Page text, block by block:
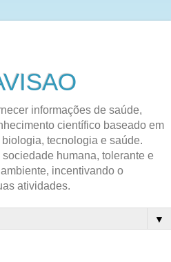
informações de saúde,
científico baseado em
tecnologia e saúde.
humana, tolerante e
incentivando o
atividades.
▼